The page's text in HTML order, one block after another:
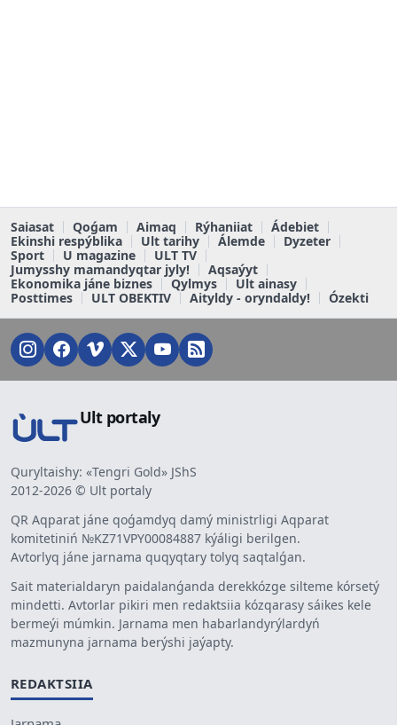
Saiasat Qoǵam Aimaq Rýhaniiat
Ádebiet
Ekinshi respýblika
Ult tarihy Álemde
Dyzeter
Sport
U magazine
ULT TV
Jumysshy mamandyqtar jyly!
Aqsaýyt
Ekonomika jáne biznes
Qylmys
Ult ainasy
Posttimes
ULT OBEKTIV Aityldy - oryndaldy! Ózekti
Ult portaly
Quryltaishy: «Tengri Gold» JShS
2012-2026 © Ult portaly
QR Aqparat jáne qoǵamdyq damý ministrligi Aqparat
komitetiniń №KZ71VPY00084887 kýáligi berilgen.
Avtorlyq jáne jarnama quqyqtary tolyq saqtalǵan.
Sait materialdaryn paidalanǵanda derekkózge silteme kórsetý
mindetti. Avtorlar pikiri men redaktsiia kózqarasy sáikes kele
bermeýi múmkin. Jarnama men habarlandyrýlardyń
mazmunyna jarnama berýshi jaýapty.
REDAKTSIIA